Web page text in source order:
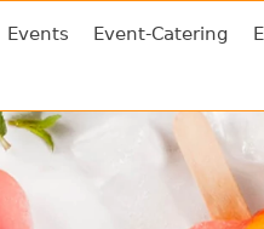
Events Event-Catering